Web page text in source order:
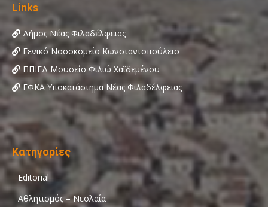
Links
Δήμος Νέας Φιλαδέλφειας
Γενικό Νοσοκομείο Κωνσταντοπούλειο
ΠΠΙΕΔ Μουσείο Φιλιώ Χαϊδεμένου
ΕΦΚΑ Υποκατάστημα Νέας Φιλαδέλφειας
Κατηγορίες
Editorial
Αθλητισμός – Νεολαία